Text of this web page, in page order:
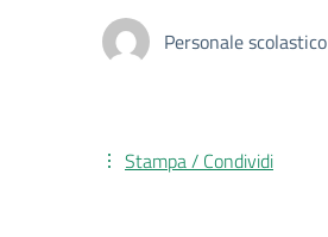
Personale scolastico
Stampa / Condividi